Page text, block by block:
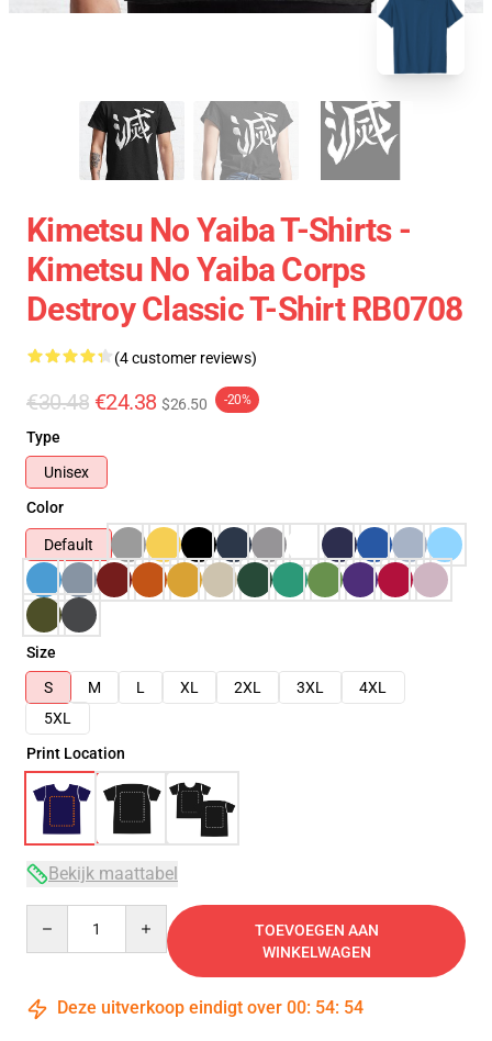
Kimetsu No Yaiba T-Shirts -
Kimetsu No Yaiba Corps
Destroy Classic T-Shirt RB0708
(4 customer reviews)
€30.48 €24.38 $26.50 -20%
Type
Unisex
Color
Default
Size
S
M L XL 2XL 3XL
4XL
5XL
Print Location
Bekijk maattabel
TOEVOEGEN AAN
WINKELWAGEN
Deze uitverkoop eindigt over 00: 54: 54